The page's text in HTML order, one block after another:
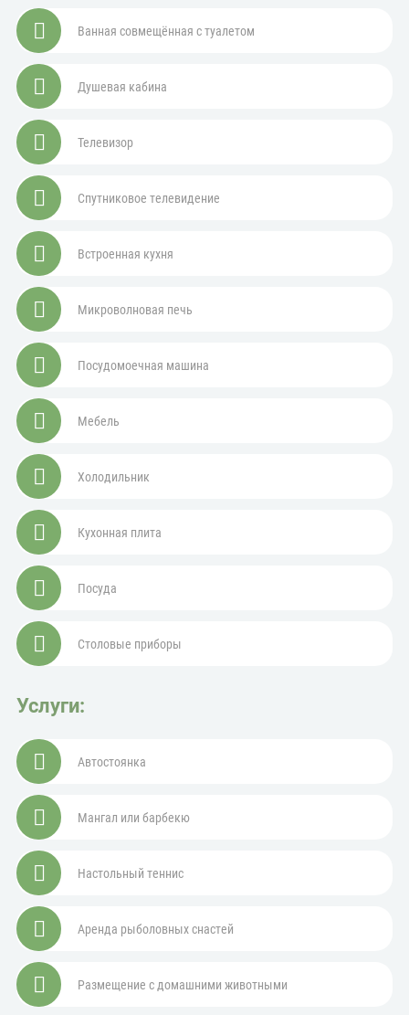
Ванная совмещённая с туалетом
Душевая кабина
Телевизор
Спутниковое телевидение
Встроенная кухня
Микроволновая печь
Посудомоечная машина
Мебель
Холодильник
Кухонная плита
Посуда
Столовые приборы
Услуги:
Автостоянка
Мангал или барбекю
Настольный теннис
Аренда рыболовных снастей
Размещение с домашними животными